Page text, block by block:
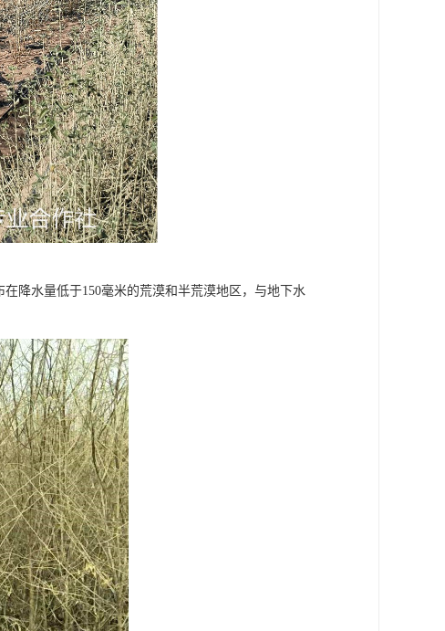
降水量低于150毫米的荒漠和半荒漠地区，与地下水